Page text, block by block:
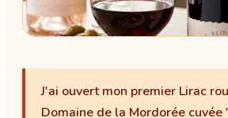
J'ai ouvert mon premier Lirac
Domaine de la Mordorée cuvée